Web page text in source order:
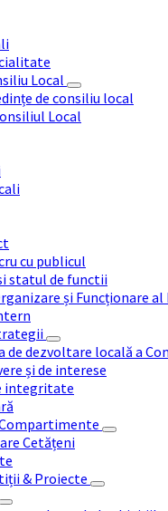
Local
de consiliu local
Local
cu publicul
statul de functii
și Funcționare
de dezvoltare locală a
și de interese
integritate
Cetățeni
& Proiecte